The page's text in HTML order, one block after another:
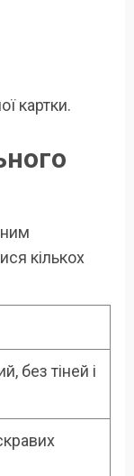
картки.
кількох
без тіней і